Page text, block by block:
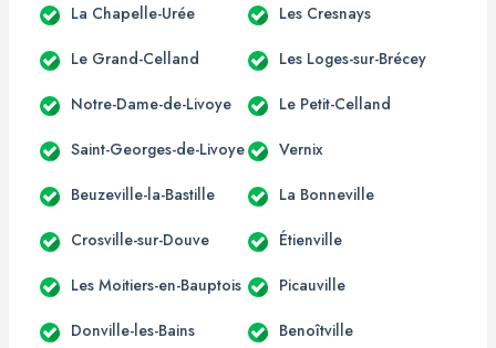
La Chapelle-Urée Les Cresnays
Le Grand-Celland Les Loges-sur-Brécey
Notre-Dame-de-Livoye Le Petit-Celland
Saint-Georges-de-Livoye Vernix
Beuzeville-la-Bastille La Bonneville
Crosville-sur-Douve Étienville
Les Moitiers-en-Bauptois Picauville
Donville-les-Bains Benoîtville